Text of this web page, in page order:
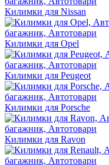
Килимки для Nissan
Килимки для Opel
Килимки для Peugeot
Килимки для Porsche
Килимки для Ravon